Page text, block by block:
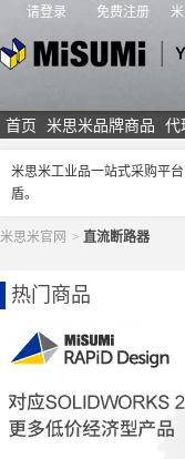
请登录 免费注册
首页 米思米品牌商品 代
米思米工业品一站式采购平
盾。
米思米官网 > 直流断路器
热门商品